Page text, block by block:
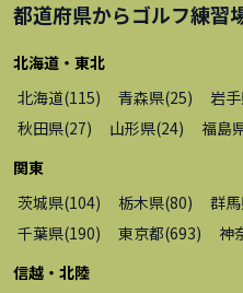
都道府県からゴルフ練習
北海道・東北
北海道(115) 青森県(25) 岩
秋田県(27) 山形県(24) 福島
関東
茨城県(104) 栃木県(80) 群
千葉県(190) 東京都(693) 神
信越・北陸